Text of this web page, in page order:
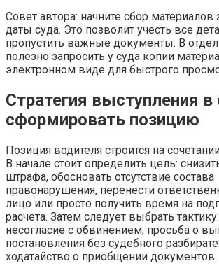
Совет автора: начните сбор материалов
даты суда. Это позволит учесть все
пропустить важные документы. В
полезно запросить у суда копии
электронном виде для быстрого
Стратегия выступления в
сформировать позицию
Позиция водителя строится на
В начале стоит определить цель:
штрафа, обосновать отсутствие состава
правонарушения, перенести
лицо или просто получить время на
расчета. Затем следует выбрать
несогласие с обвинением, просьба о
постановления без судебного
ходатайство о приобщении документов.